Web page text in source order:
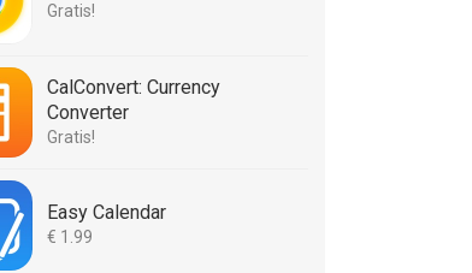
Gratis!
CalConvert: Currency
Converter
Gratis!
Easy Calendar
€ 1.99